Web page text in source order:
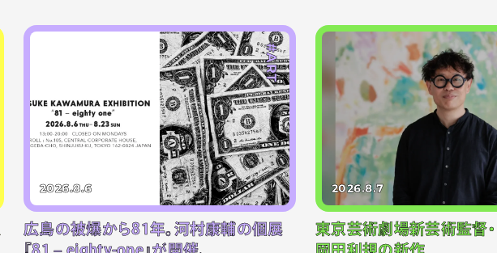
#ART
2026.8.6
広島の被爆から81年。河村康輔の個展
『81 – eighty-one』が開催、
2026.8.7
東京芸術劇場新芸術監督・
岡田利規の新作